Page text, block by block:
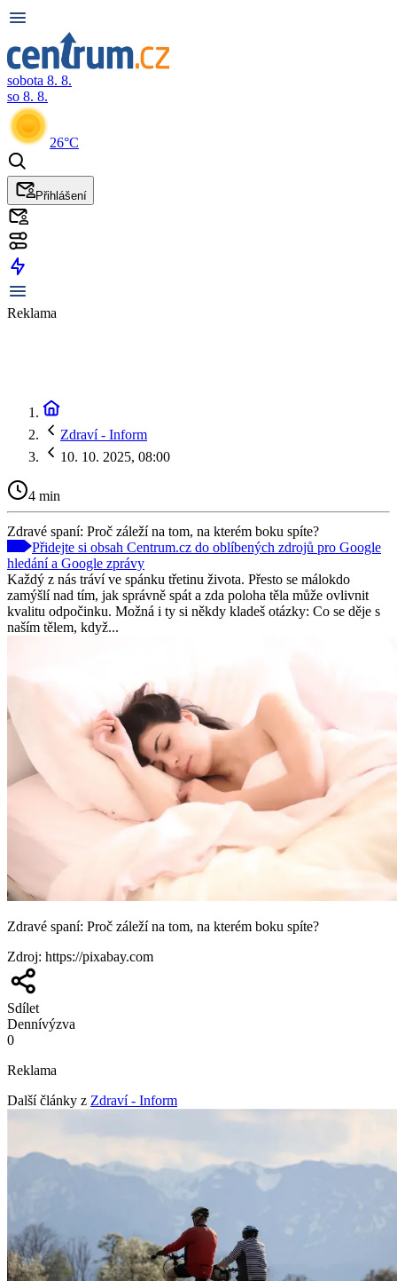
sobota 8. 8.
so 8. 8.
26°C
Přihlášení
Reklama
Zdraví - Inform
10. 10. 2025, 08:00
4 min
Zdravé spaní: Proč záleží na tom, na kterém boku spíte?
Přidejte si obsah Centrum.cz do oblíbených zdrojů pro Google
hledání a Google zprávy
Každý z nás tráví ve spánku třetinu života. Přesto se málokdo
zamýšlí nad tím, jak správně spát a zda poloha těla může ovlivnit
kvalitu odpočinku. Možná i ty si někdy kladeš otázky: Co se děje s
naším tělem, když...
Zdravé spaní: Proč záleží na tom, na kterém boku spíte?
Zdroj: https://pixabay.com
Sdílet
Dennívýzva
0
Reklama
Další články z Zdraví - Inform